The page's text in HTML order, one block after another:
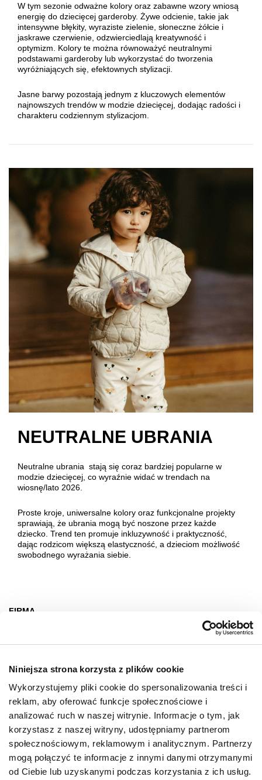
Niniejsza strona korzysta z plików cookie
Wykorzystujemy pliki cookie do spersonalizowania treści i
reklam, aby oferować funkcje społecznościowe i
analizować ruch w naszej witrynie. Informacje o tym, jak
korzystasz z naszej witryny, udostępniamy partnerom
społecznościowym, reklamowym i analitycznym. Partnerzy
mogą połączyć te informacje z innymi danymi otrzymanymi
od Ciebie lub uzyskanymi podczas korzystania z ich usług.
W tym sezonie odważne kolory oraz zabawne wzory wniosą
energię do dziecięcej garderoby. Żywe odcienie, takie jak
intensywne błękity, wyraziste zielenie, słoneczne żółcie i
jaskrawe czerwienie, odzwierciedlają kreatywność i
optymizm. Kolory te można równoważyć neutralnymi
podstawami garderoby lub wykorzystać do tworzenia
wyróżniających się, efektownych stylizacji.
Jasne barwy pozostają jednym z kluczowych elementów
najnowszych trendów w modzie dziecięcej, dodając radości i
charakteru codziennym stylizacjom.
NEUTRALNE UBRANIA
Neutralne ubrania stają się coraz bardziej popularne w
modzie dziecięcej, co wyraźnie widać w trendach na
wiosnę/lato 2026.
Proste kroje, uniwersalne kolory oraz funkcjonalne projekty
sprawiają, że ubrania mogą być noszone przez każde
dziecko. Trend ten promuje inkluzywność i praktyczność,
dając rodzicom większą elastyczność, a dzieciom możliwość
swobodnego wyrażania siebie.
FIRMA
Wynajem
Kontakt
Oferty pracy
Polityka prywatności
GODZINY OTWARCIA